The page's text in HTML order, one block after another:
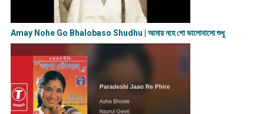
Amay Nohe Go Bhalobaso Shudhu | আমায় নহে গো ভালোবাসো শুধু